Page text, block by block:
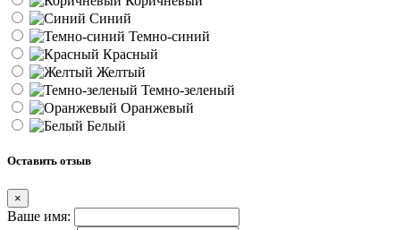
Синий
Темно-синий
Красный
Желтый
Темно-зеленый
Оранжевый
Белый
Оставить отзыв
×
Ваше имя: